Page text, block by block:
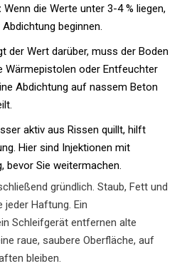
Wenn die Werte unter 3-4 % liegen,
beginnen.
der Wert darüber, muss der Boden
Wärmepistolen oder Entfeuchter
Abdichtung auf nassem Beton
aktiv aus Rissen quillt, hilft
Hier sind Injektionen mit
bevor Sie weitermachen.
gründlich. Staub, Fett und
jeder Haftung. Ein
Schleifgerät entfernen alte
raue, saubere Oberfläche, auf
bleiben.